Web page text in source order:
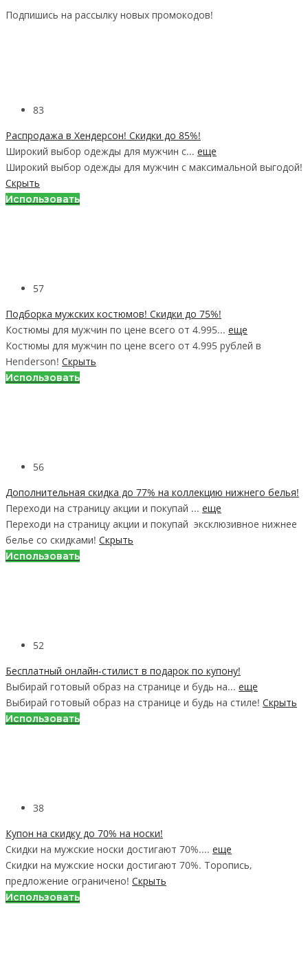
Подпишись на рассылку новых промокодов!
83
Распродажа в Хендерсон! Скидки до 85%!
Широкий выбор одежды для мужчин с... еще
Широкий выбор одежды для мужчин с максимальной выгодой!
Скрыть
Использовать
57
Подборка мужских костюмов! Скидки до 75%!
Костюмы для мужчин по цене всего от 4.995... еще
Костюмы для мужчин по цене всего от 4.995 рублей в
Henderson! Скрыть
Использовать
56
Дополнительная скидка до 77% на коллекцию нижнего белья!
Переходи на страницу акции и покупай ... еще
Переходи на страницу акции и покупай эксклюзивное нижнее
белье со скидками! Скрыть
Использовать
52
Бесплатный онлайн-стилист в подарок по купону!
Выбирай готовый образ на странице и будь на... еще
Выбирай готовый образ на странице и будь на стиле! Скрыть
Использовать
38
Купон на скидку до 70% на носки!
Скидки на мужские носки достигают 70%.... еще
Скидки на мужские носки достигают 70%. Торопись,
предложение ограничено! Скрыть
Использовать